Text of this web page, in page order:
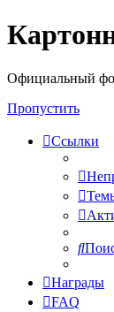
Регистрация
Официальный
Пропустить
Ссылки
Награды
FAQ